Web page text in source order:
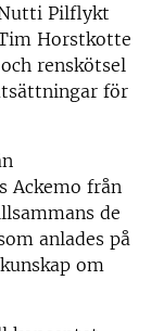
Pilflykt
Horstkotte
renskötsel
för
Ackemo från
de
anlades på
om